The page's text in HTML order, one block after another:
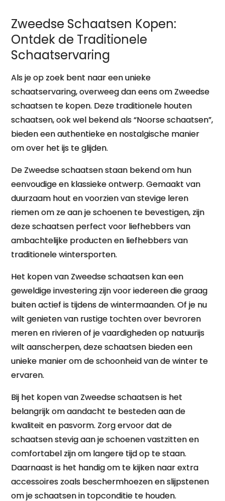
Zweedse Schaatsen Kopen:
Ontdek de Traditionele
Schaatservaring
Als je op zoek bent naar een unieke
schaatservaring, overweeg dan eens om Zweedse
schaatsen te kopen. Deze traditionele houten
schaatsen, ook wel bekend als “Noorse schaatsen”,
bieden een authentieke en nostalgische manier
om over het ijs te glijden.
De Zweedse schaatsen staan bekend om hun
eenvoudige en klassieke ontwerp. Gemaakt van
duurzaam hout en voorzien van stevige leren
riemen om ze aan je schoenen te bevestigen, zijn
deze schaatsen perfect voor liefhebbers van
ambachtelijke producten en liefhebbers van
traditionele wintersporten.
Het kopen van Zweedse schaatsen kan een
geweldige investering zijn voor iedereen die graag
buiten actief is tijdens de wintermaanden. Of je nu
wilt genieten van rustige tochten over bevroren
meren en rivieren of je vaardigheden op natuurijs
wilt aanscherpen, deze schaatsen bieden een
unieke manier om de schoonheid van de winter te
ervaren.
Bij het kopen van Zweedse schaatsen is het
belangrijk om aandacht te besteden aan de
kwaliteit en pasvorm. Zorg ervoor dat de
schaatsen stevig aan je schoenen vastzitten en
comfortabel zijn om langere tijd op te staan.
Daarnaast is het handig om te kijken naar extra
accessoires zoals beschermhoezen en slijpstenen
om je schaatsen in topconditie te houden.